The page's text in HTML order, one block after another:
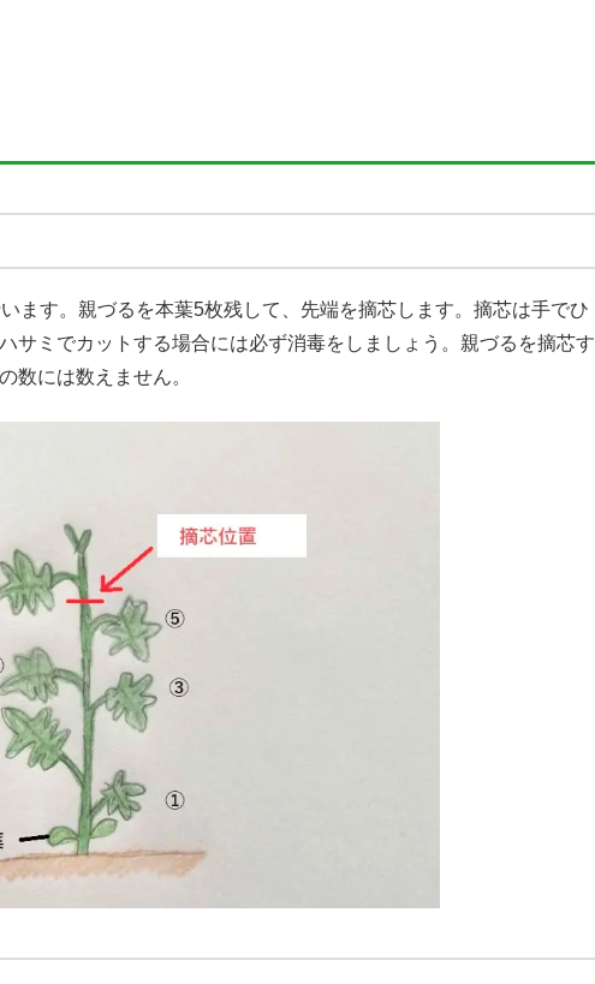
ます。親づるを本葉5枚残して、先端を摘芯します。摘芯は手でひ
サミでカットする場合には必ず消毒をしましょう。親づるを摘芯す
数には数えません。